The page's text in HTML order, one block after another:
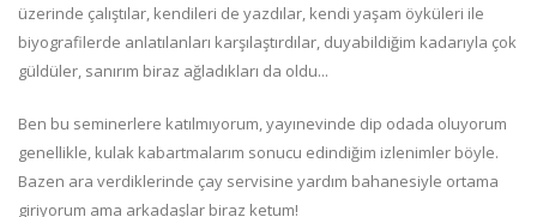
üzerinde çalıştılar, kendileri de yazdılar, kendi yaşam öyküleri ile
biyografilerde anlatılanları karşılaştırdılar, duyabildiğim kadarıyla çok
güldüler, sanırım biraz ağladıkları da oldu...
Ben bu seminerlere katılmıyorum, yayınevinde dip odada oluyorum
genellikle, kulak kabartmalarım sonucu edindiğim izlenimler böyle.
Bazen ara verdiklerinde çay servisine yardım bahanesiyle ortama
giriyorum ama arkadaşlar biraz ketum!